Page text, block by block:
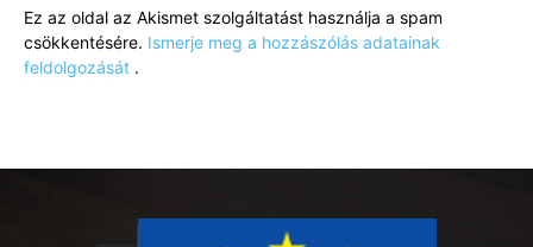
Ez az oldal az Akismet szolgáltatást használja a spam
csökkentésére. Ismerje meg a hozzászólás adatainak
feldolgozását .